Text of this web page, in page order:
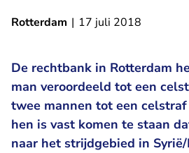
Rotterdam | 17 juli 2018
De rechtbank in Rotterdam
man veroordeeld tot een
twee mannen tot een celstraf
hen is vast komen te staan
naar het strijdgebied in